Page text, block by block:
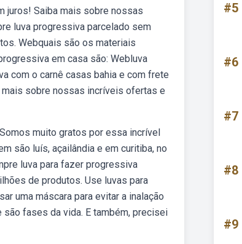
juros! Saiba mais sobre nossas
luva progressiva parcelado sem
Webquais são os materiais
em casa são: Webluva
com o carnê casas bahia e com frete
sobre nossas incríveis ofertas e
muito gratos por essa incrível
são luís, açailândia e em curitiba, no
luva para fazer progressiva
de produtos. Use luvas para
uma máscara para evitar a inalação
são fases da vida. E também, precisei
#5
#6
#7
#8
#9